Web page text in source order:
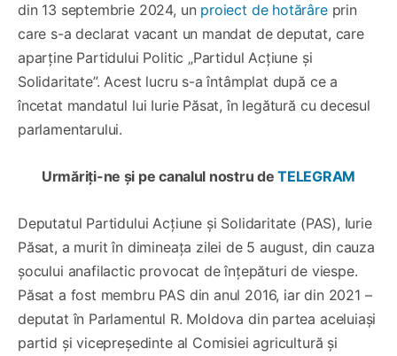
din 13 septembrie 2024, un proiect de hotărâreprin
care s-a declarat vacant un mandat de deputat, care
aparține Partidului Politic „Partidul Acțiune și
Solidaritate”. Acest lucru s-a întâmplat după ce a
încetat mandatul lui Iurie Păsat, în legătură cu decesul
parlamentarului.
Urmăriți-ne și pe canalul nostru deTELEGRAM
Deputatul Partidului Acțiune și Solidaritate (PAS), Iurie
Păsat, a murit în dimineața zilei de 5 august, din cauza
șocului anafilactic provocat de înțepături de viespe.
Păsat a fost membru PAS din anul 2016, iar din 2021 –
deputat în Parlamentul R. Moldova din partea aceluiași
partid și vicepreședinte al Comisiei agricultură și